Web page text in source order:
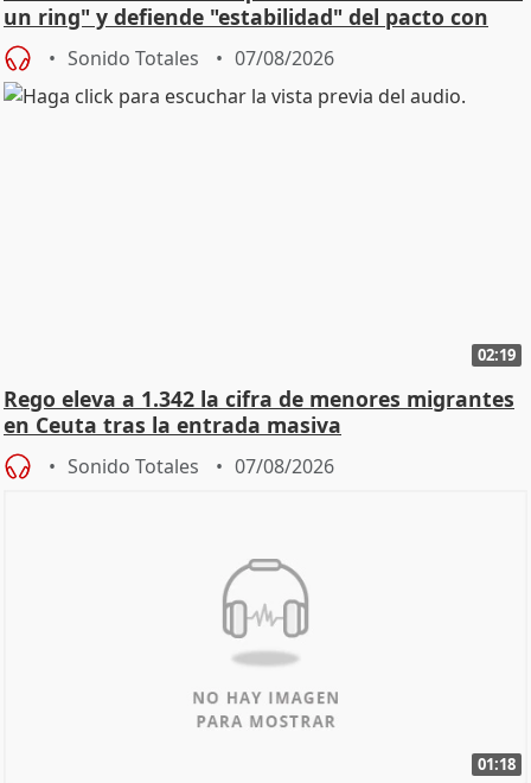
un ring" y defiende "estabilidad" del pacto con
Vox
Sonido Totales 07/08/2026
02:19
Rego eleva a 1.342 la cifra de menores migrantes
en Ceuta tras la entrada masiva
Sonido Totales 07/08/2026
01:18